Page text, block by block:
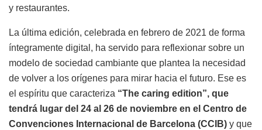
y restaurantes.
La última edición, celebrada en febrero de 2021 de forma
íntegramente digital, ha servido para reflexionar sobre un
modelo de sociedad cambiante que plantea la necesidad
de volver a los orígenes para mirar hacia el futuro. Ese es
el espíritu que caracteriza “The caring edition”, que
tendrá lugar del 24 al 26 de noviembre en el Centro de
Convenciones Internacional de Barcelona (CCIB) y que